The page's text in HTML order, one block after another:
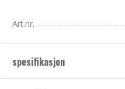
Art.nr.
spesifikasjon